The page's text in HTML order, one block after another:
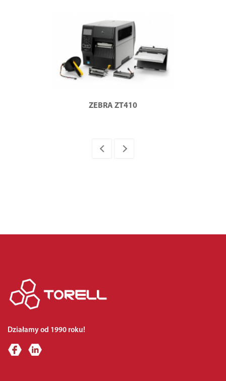
ZEBRA ZT410
Działamy od 1990 roku!